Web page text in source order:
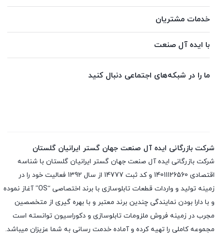
خدمات مشتریان
با ایده آل صنعت
ما را در شبکه‌های اجتماعی دنبال کنید
شرکت بازرگانی ایده آل صنعت جهان گستر ایرانیان گلستان
شرکت بازرگانی ایده آل صنعت جهان گستر ایرانیان گلستان با شناسه
اقتصادی 14011126560 و کد ثبت 14777 از سال 1392 فعالیت خود را در
زمینه تولید و واردات قطعات تابلوسازی با برند اختصاصی “OS” آغاز نموده
و با دارا بودن نمایندگی چندین برند معتبر و با بهره گیری از متخصصین
مجرب در زمینه فروش ملزومات تابلوسازی و دکوراسیون توانسته است
مجموعه کاملی را تهیه کرده و آماده خدمت رسانی به شما عزیزان میباشد.